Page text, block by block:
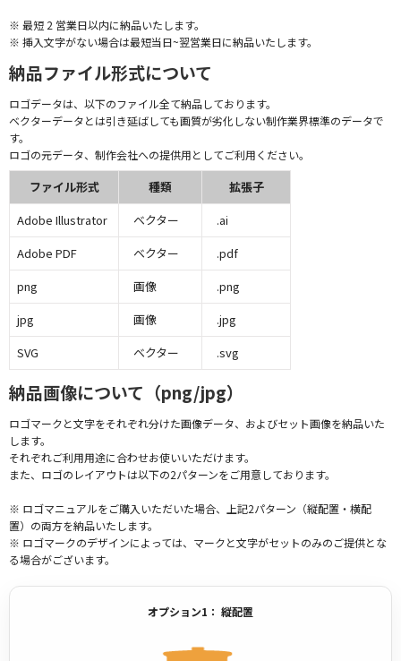
※ 最短 2 営業日以内に納品いたします。
※ 挿入文字がない場合は最短当日~翌営業日に納品いたします。
納品ファイル形式について
ロゴデータは、以下のファイル全て納品しております。
ベクターデータとは引き延ばしても画質が劣化しない制作業界標準のデータで
す。
ロゴの元データ、制作会社への提供用としてご利用ください。
ファイル形式 種類
拡張子
Adobe Illustrator
ベクター
.ai
Adobe PDF
ベクター
.pdf
png
画像
.png
jpg
画像
.jpg
SVG
ベクター .svg
納品画像について（png/jpg）
ロゴマークと文字をそれぞれ分けた画像データ、およびセット画像を納品いた
します。
それぞれご利用用途に合わせお使いいただけます。
また、ロゴのレイアウトは以下の2パターンをご用意しております。
※ ロゴマニュアルをご購入いただいた場合、上記2パターン（縦配置・横配
置）の両方を納品いたします。
※ ロゴマークのデザインによっては、マークと文字がセットのみのご提供とな
る場合がございます。
オプション1： 縦配置